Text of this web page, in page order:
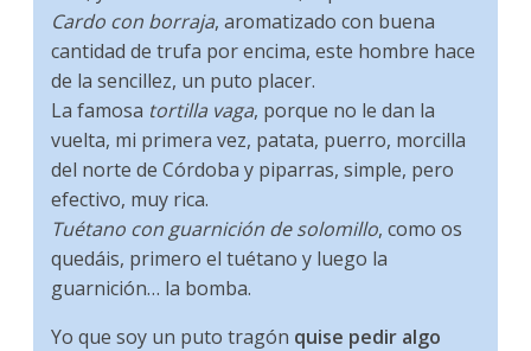
Cardo con borraja, aromatizado con buena
cantidad de trufa por encima, este hombre hace
de la sencillez, un puto placer.
La famosa tortilla vaga, porque no le dan la
vuelta, mi primera vez, patata, puerro, morcilla
del norte de Córdoba y piparras, simple, pero
efectivo, muy rica.
Tuétano con guarnición de solomillo, como os
quedáis, primero el tuétano y luego la
guarnición… la bomba.
Yo que soy un puto tragón quise pedir algo